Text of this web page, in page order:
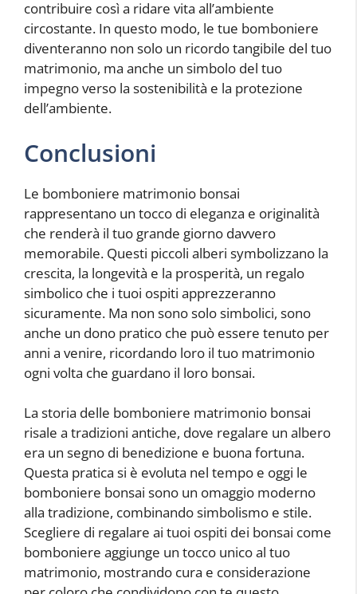
contribuire così a ridare vita all’ambiente
circostante. In questo modo, le tue bomboniere
diventeranno non solo un ricordo tangibile del tuo
matrimonio, ma anche un simbolo del tuo
impegno verso la sostenibilità e la protezione
dell’ambiente.
Conclusioni
Le bomboniere matrimonio bonsai
rappresentano un tocco di eleganza e originalità
che renderà il tuo grande giorno davvero
memorabile. Questi piccoli alberi symbolizzano la
crescita, la longevità e la prosperità, un regalo
simbolico che i tuoi ospiti apprezzeranno
sicuramente. Ma non sono solo simbolici, sono
anche un dono pratico che può essere tenuto per
anni a venire, ricordando loro il tuo matrimonio
ogni volta che guardano il loro bonsai.
La storia delle bomboniere matrimonio bonsai
risale a tradizioni antiche, dove regalare un albero
era un segno di benedizione e buona fortuna.
Questa pratica si è evoluta nel tempo e oggi le
bomboniere bonsai sono un omaggio moderno
alla tradizione, combinando simbolismo e stile.
Scegliere di regalare ai tuoi ospiti dei bonsai come
bomboniere aggiunge un tocco unico al tuo
matrimonio, mostrando cura e considerazione